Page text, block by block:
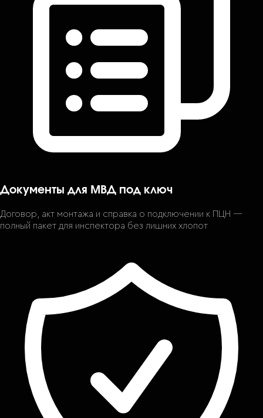
Документы для МВД под ключ
Договор, акт монтажа и справка о подключении к ПЦН —
полный пакет для инспектора без лишних хлопот